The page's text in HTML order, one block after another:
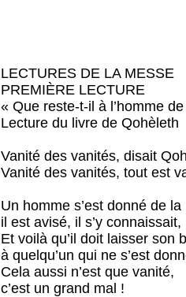
LECTURES DE LA MESSE
PREMIÈRE LECTURE
« Que reste-t-il à l’homme
Lecture du livre de Qohèleth
Vanité des vanités, disait
Vanité des vanités, tout est
Un homme s’est donné de la
il est avisé, il s’y
Et voilà qu’il doit laisser son
à quelqu’un qui ne s’est
Cela aussi n’est que vanité,
c’est un grand mal !